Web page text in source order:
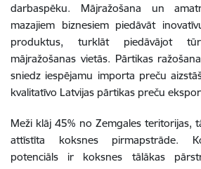
darbaspēku. Mājražošana un
mazajiem biznesiem piedāvāt
produktus, turklāt piedāvājot
mājražošanas vietās. Pārtikas
sniedz iespējamu importa preču
kvalitatīvo Latvijas pārtikas preču
Meži klāj 45% no Zemgales teritorijas,
attīstīta koksnes pirmapstrāde.
potenciāls ir koksnes tālākas